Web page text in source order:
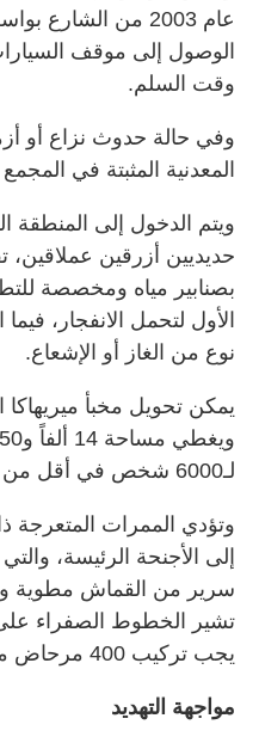
عام 2003 من
الوصول إلى موقف
وقت السلم.
وفي حالة حدوث نزاع أو
المعدنية المثبتة في
ويتم الدخول إلى المنطقة
حديديين أزرقين
بصنابير مياه ومخصصة
الأول لتحمل الانفجار،
نوع من الغاز أو الإشعاع.
يمكن تحويل مخبأ
لـ6000 شخص في أقل من 72 ساعة.
وتؤدي الممرات المتعرجة
سرير من القماش مطوية
تشير الخطوط الصفراء
يجب تركيب 400 مرحاض محمول.
مواجهة التهديد